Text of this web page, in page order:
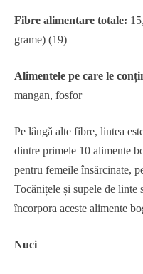
Fibre alimentare totale:
grame) (19)
Alimentele pe care le
mangan, fosfor
Pe lângă alte fibre, lintea
dintre primele 10 alimente
pentru femeile însărcinate,
Tocănițele și supele de linte
încorpora aceste alimente
Nuci